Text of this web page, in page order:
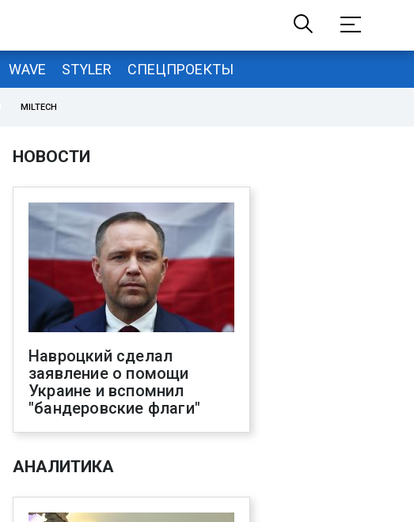
WAVE STYLER СПЕЦПРОЕКТЫ
MILTECH
НОВОСТИ
Навроцкий сделал
заявление о помощи
Украине и вспомнил
"бандеровские флаги"
АНАЛИТИКА